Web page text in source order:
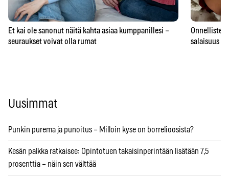
Et kai ole sanonut näitä kahta asiaa kumppanillesi –
seuraukset voivat olla rumat
Onnellisten
salaisuus –
Uusimmat
Punkin purema ja punoitus – Milloin kyse on borrelioosista?
Kesän palkka ratkaisee: Opintotuen takaisinperintään lisätään 7,5
prosenttia – näin sen välttää